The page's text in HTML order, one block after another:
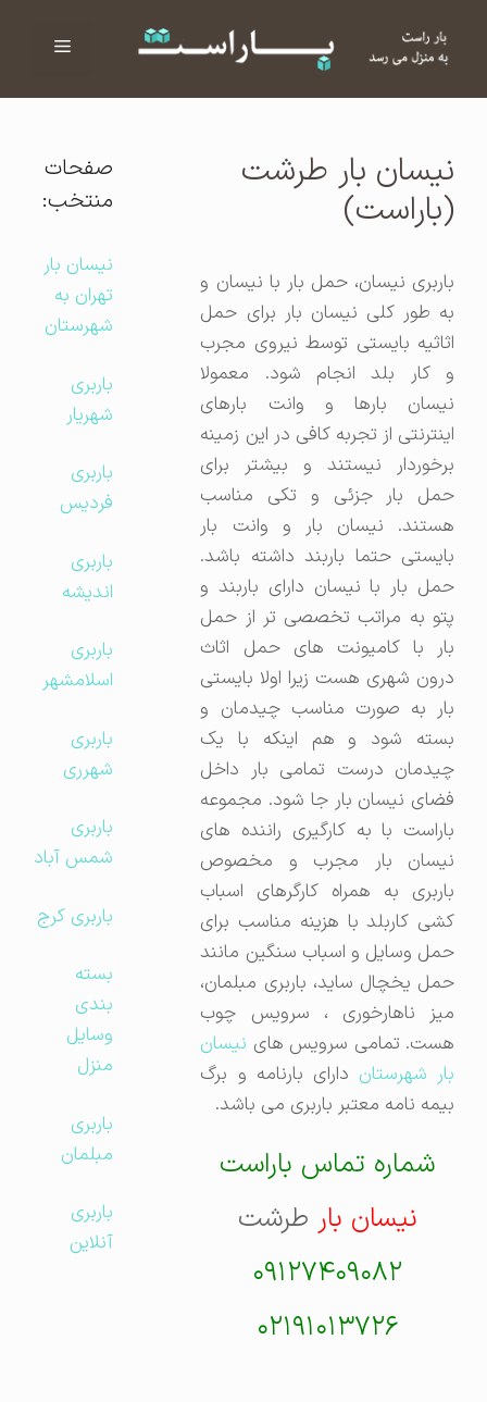
فهرست
نیسان بار طرشت
(باراست)
باربری نیسان، حمل بار با نیسان و
به طور کلی نیسان بار برای حمل
اثاثیه بایستی توسط نیروی مجرب
و کار بلد انجام شود. معمولا
نیسان بارها و وانت بارهای
اینترنتی از تجربه کافی در این زمینه
برخوردار نیستند و بیشتر برای
حمل بار جزئی و تکی مناسب
هستند. نیسان بار و وانت بار
بایستی حتما باربند داشته باشد.
حمل بار با نیسان دارای باربند و
پتو به مراتب تخصصی تر از حمل
بار با کامیونت های حمل اثاث
درون شهری هست زیرا اولا بایستی
بار به صورت مناسب چیدمان و
بسته شود و هم اینکه با یک
چیدمان درست تمامی بار داخل
فضای نیسان بار جا شود. مجموعه
باراست با به کارگیری راننده های
نیسان بار مجرب و مخصوص
باربری به همراه کارگرهای اسباب
کشی کاربلد با هزینه مناسب برای
حمل وسایل و اسباب سنگین مانند
حمل یخچال ساید، باربری مبلمان،
میز ناهارخوری ، سرویس چوب
هست. تمامی سرویس هاینیسان
بار شهرستاندارای بارنامه و برگ
بیمه نامه معتبر باربری می باشد.
شماره تماس باراست
نیسان بار طرشت
۰۹۱۲۷۴۰۹۰۸۲
۰۲۱۹۱۰۱۳۷۲۶
صفحات
منتخب:
نیسان بار
تهران به
شهرستان
باربری
شهریار
باربری
فردیس
باربری
اندیشه
باربری
اسلامشهر
باربری
شهرری
باربری
شمس آباد
باربری کرج
بسته
بندی
وسایل
منزل
باربری
مبلمان
باربری
آنلاین